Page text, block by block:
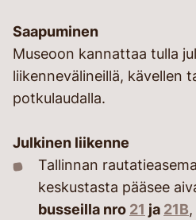
Saapuminen
Museoon kannattaa tulla
liikennevälineillä, kävellen
potkulaudalla.
Julkinen liikenne
Tallinnan
keskustasta pääsee
busseilla nro 21 ja 21B